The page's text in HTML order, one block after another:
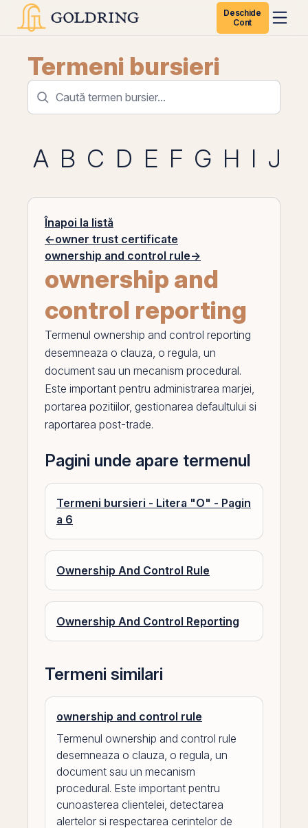
Deschide
Cont
Termeni bursieri
A B C D E F G H I J
Înapoi la listă
←owner trust certificate
ownership and control rule→
ownership and
control reporting
Termenul ownership and control reporting
desemneaza o clauza, o regula, un
document sau un mecanism procedural.
Este important pentru administrarea marjei,
portarea pozitiilor, gestionarea defaultului si
raportarea post-trade.
Pagini unde apare termenul
Termeni bursieri - Litera "O" - Pagin
a 6
Ownership And Control Rule
Ownership And Control Reporting
Termeni similari
ownership and control rule
Termenul ownership and control rule
desemneaza o clauza, o regula, un
document sau un mecanism
procedural. Este important pentru
cunoasterea clientelei, detectarea
alertelor si respectarea cerintelor de